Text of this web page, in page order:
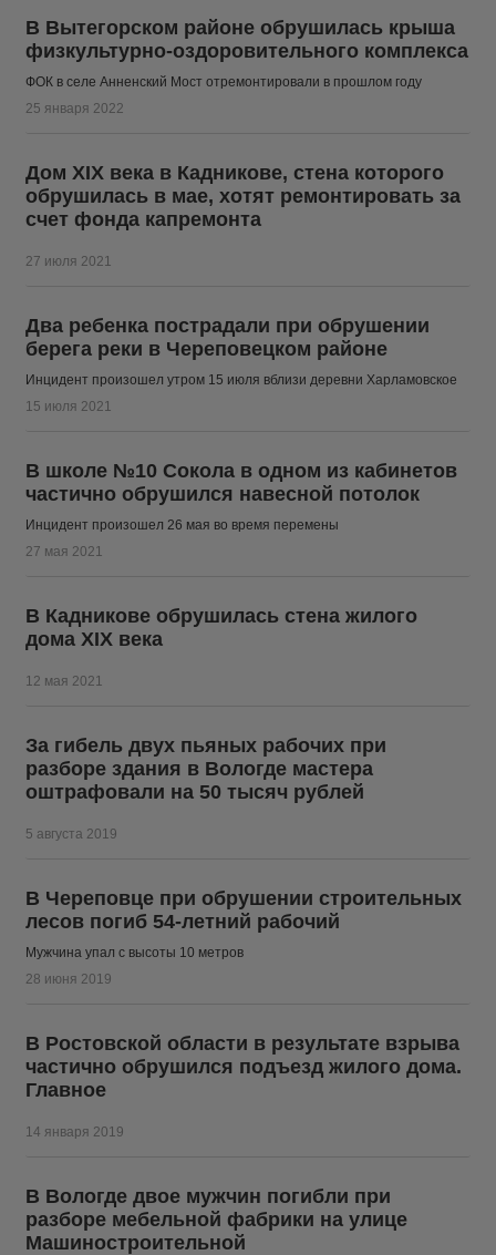
В Вытегорском районе обрушилась крыша
физкультурно-оздоровительного комплекса
ФОК в селе Анненский Мост отремонтировали в прошлом году
25 января 2022
Дом XIX века в Кадникове, стена которого
обрушилась в мае, хотят ремонтировать за
счет фонда капремонта
27 июля 2021
Два ребенка пострадали при обрушении
берега реки в Череповецком районе
Инцидент произошел утром 15 июля вблизи деревни Харламовское
15 июля 2021
В школе №10 Сокола в одном из кабинетов
частично обрушился навесной потолок
Инцидент произошел 26 мая во время перемены
27 мая 2021
В Кадникове обрушилась стена жилого
дома XIX века
12 мая 2021
За гибель двух пьяных рабочих при
разборе здания в Вологде мастера
оштрафовали на 50 тысяч рублей
5 августа 2019
В Череповце при обрушении строительных
лесов погиб 54-летний рабочий
Мужчина упал с высоты 10 метров
28 июня 2019
В Ростовской области в результате взрыва
частично обрушился подъезд жилого дома.
Главное
14 января 2019
В Вологде двое мужчин погибли при
разборе мебельной фабрики на улице
Машиностроительной